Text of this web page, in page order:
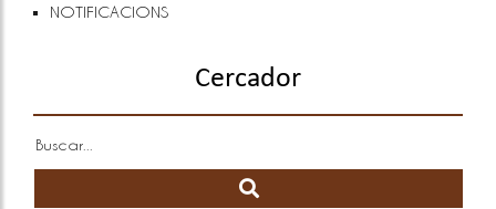
NOTIFICACIONS
Cercador